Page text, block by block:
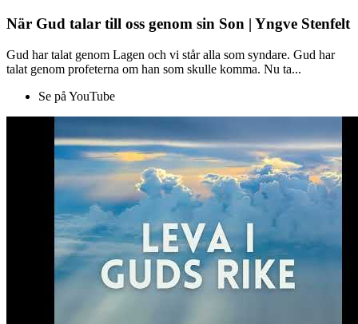
När Gud talar till oss genom sin Son | Yngve Stenfelt
Gud har talat genom Lagen och vi står alla som syndare. Gud har
talat genom profeterna om han som skulle komma. Nu ta...
Se på YouTube